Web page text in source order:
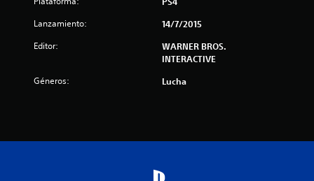
Lanzamiento: 14/7/2015
Editor:
WARNER BROS.
INTERACTIVE
Géneros: Lucha